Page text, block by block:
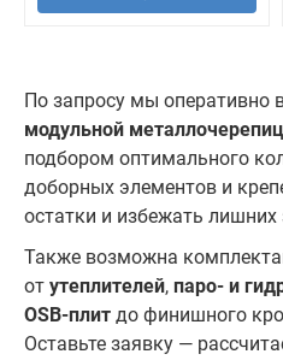
По запросу мы оперативно
модульной
подбором оптимального
доборных элементов и
остатки и избежать лишних
Также возможна
от утеплителей, паро- и
OSB-плит до финишного
Оставьте заявку —